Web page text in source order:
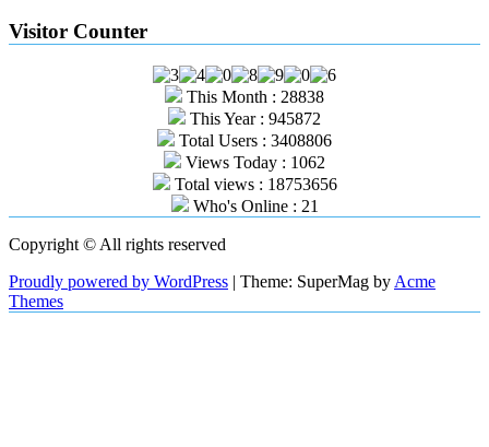
Visitor Counter
This Month : 28838
This Year : 945872
Total Users : 3408806
Views Today : 1062
Total views : 18753656
Who's Online : 21
Copyright © All rights reserved
Proudly powered by WordPress | Theme: SuperMag by Acme
Themes